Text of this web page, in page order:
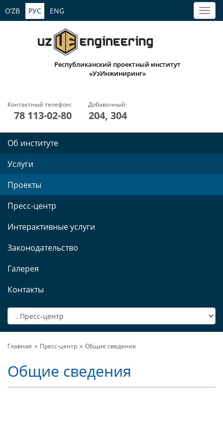
O’ZB РУС ENG
Республиканский проектный институт
«УзИнжиниринг»
Контактный телефон:
78 113-02-80
Добавочный:
204, 304
Об институте
Услуги
Проекты
Пресс-центр
Интерактивные услуги
Законодательство
Галерея
Контакты
Главная Пресс-центр Общие сведения
Общие сведения